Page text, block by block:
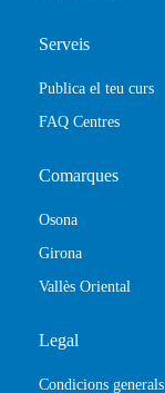
Serveis
Publica el teu curs
FAQ Centres
Comarques
Osona
Girona
Vallès Oriental
Legal
Condicions generals